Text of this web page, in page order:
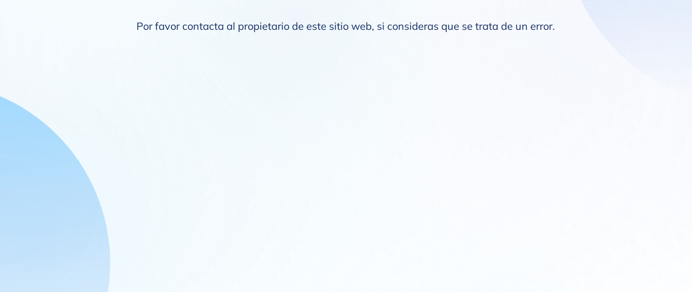
Por favor contacta al propietario de este sitio web, si consideras que se trata de un error.